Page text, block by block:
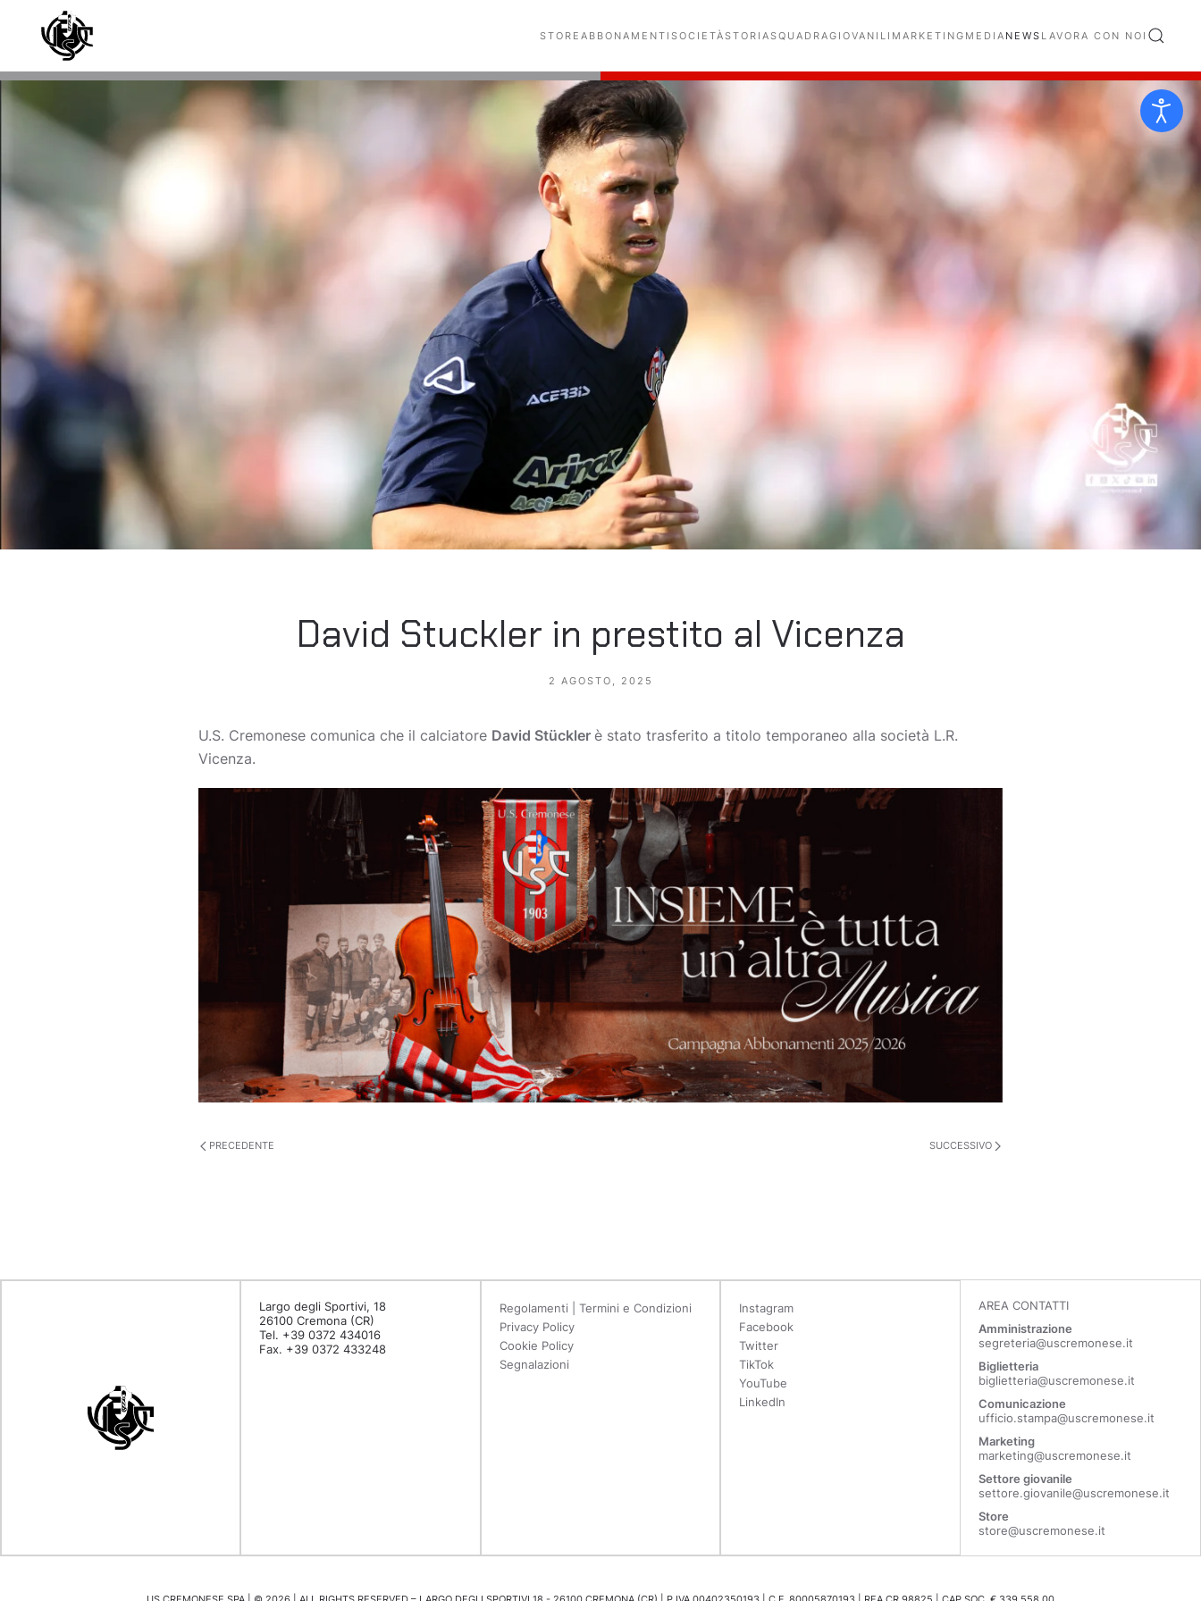
Skip to main content STORE ABBONAMENTI SOCIETÀSTORIASQUADRAGIOVANILI MARKETING MEDIA NEWS LAVORA CON NOI
David Stuckler in prestito al Vicenza
2 AGOSTO, 2025
U.S. Cremonese comunica che il calciatore David Stückler è stato trasferito a titolo temporaneo alla società L.R.
Vicenza.
PRECEDENTE SUCCESSIVO
Largo degli Sportivi, 18
26100 Cremona (CR)
Tel. +39 0372 434016
Fax. +39 0372 433248
Regolamenti | Termini e Condizioni
Privacy Policy
Cookie Policy
Segnalazioni
Instagram
Facebook
Twitter
TikTok
YouTube
LinkedIn
AREA CONTATTI
Amministrazione
segreteria@uscremonese.it
Biglietteria
biglietteria@uscremonese.it
Comunicazione
ufficio.stampa@uscremonese.it
Marketing
marketing@uscremonese.it
Settore giovanile
settore.giovanile@uscremonese.it
Store
store@uscremonese.it